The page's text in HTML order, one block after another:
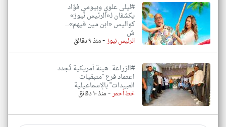
#ليلى علوي وبيومي فؤاد
يكشفان لـ«الرئيس نيوز»
كواليس «ابن مين فيهم»..
ش
الرئيس نيوز-منذ ٩ دقائق
#الزراعة: هيئة أمريكية تُجدد
اعتماد فرع ”متبقيات
المبيدات” بالإسماعيلية
خط أحمر-منذ ١٠ دقائق